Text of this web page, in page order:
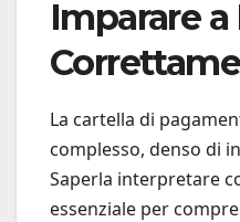
Imparare
La cartella di
complesso, denso di
Saperla interpretare
essenziale per